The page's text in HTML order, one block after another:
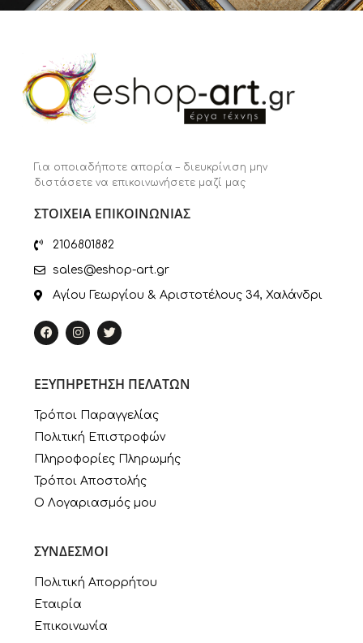
Για οποιαδήποτε απορία – διευκρίνιση μην
διστάσετε να επικοινωνήσετε μαζί μας
ΣΤΟΙΧΕΙΑ ΕΠΙΚΟΙΝΩΝΙΑΣ
2106801882
sales@eshop-art.gr
Αγίου Γεωργίου & Αριστοτέλους 34, Χαλάνδρι
ΕΞΥΠΗΡΕΤΗΣΗ ΠΕΛΑΤΩΝ
Τρόποι Παραγγελίας
Πολιτική Επιστροφών
Πληροφορίες Πληρωμής
Τρόποι Αποστολής
Ο Λογαριασμός μου
ΣΥΝΔΕΣΜΟΙ
Πολιτική Απορρήτου
Εταιρία
Επικοινωνία